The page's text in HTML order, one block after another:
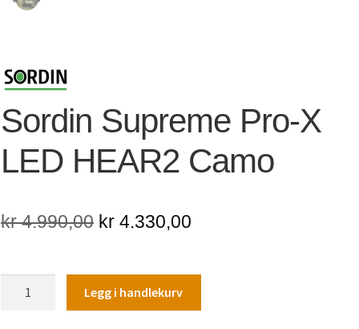
Sordin Supreme Pro-X
LED HEAR2 Camo
kr4.990,00 Opprinnelig
var:
kr 4.990,00.
kr 4.330,00
er:
kr 4.330,00.
Legg i handlekurv